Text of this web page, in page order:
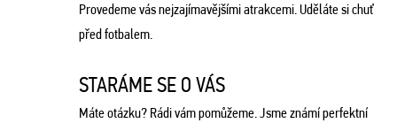
Provedeme vás nejzajímavějšími atrakcemi. Uděláte si chuť
před fotbalem.
STARÁME SE O VÁS
Máte otázku? Rádi vám pomůžeme. Jsme známí perfektní